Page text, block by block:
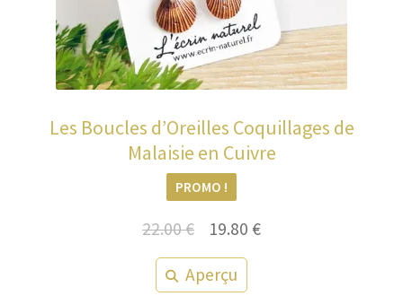
Les Boucles d’Oreilles Coquillages de
Malaisie en Cuivre
PROMO !
22.00€
Le
prix
initial
19.80 €Le
Aperçu